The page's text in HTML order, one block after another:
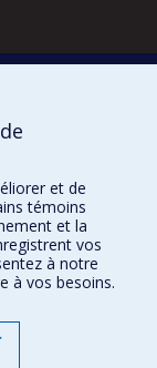
et de
témoins
et la
vos
à notre
à vos besoins.